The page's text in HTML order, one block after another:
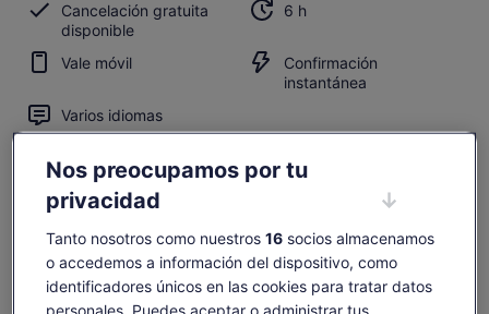
Cancelación gratuita
disponible
6 h
Vale móvil
Confirmación
instantánea
Varios idiomas
Resumen
Visita el Santuario Redescubierto de San Casciano dei
Bagni con el arqueólogo
Ve a la sala de exposiciones de Stanze Cassianensi para
ver el lugar de la excavación
Admira los objetos que datan del siglo XVII, que aún se
Nos preocupamos por tu
privacidad
Tanto nosotros como nuestros 16socios almacenamos
o accedemos a información del dispositivo, como
identificadores únicos en las cookies para tratar datos
personales. Puedes aceptar o administrar tus